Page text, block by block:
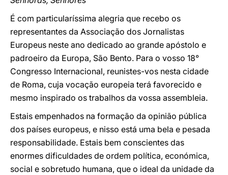
É com particularíssima alegria que recebo os
representantes da Associação dos Jornalistas
Europeus neste ano dedicado ao grande apóstolo e
padroeiro da Europa, São Bento. Para o vosso 18°
Congresso Internacional, reunistes-vos nesta cidade
de Roma, cuja vocação europeia terá favorecido e
mesmo inspirado os trabalhos da vossa assembleia.
Estais empenhados na formação da opinião pública
dos países europeus, e nisso está uma bela e pesada
responsabilidade. Estais bem conscientes das
enormes dificuldades de ordem política, económica,
social e sobretudo humana, que o ideal da unidade da